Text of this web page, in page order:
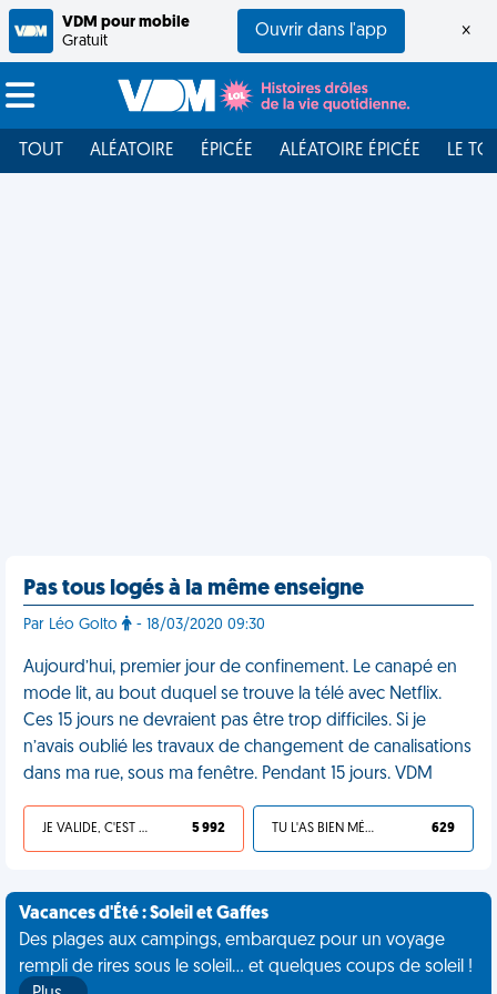
VDM pour mobile
Gratuit
Ouvrir dans l'app ×
TOUT ALÉATOIRE ÉPICÉE ALÉATOIRE ÉPICÉE LE
Pas tous logés à la même enseigne
Par Léo Golto - 18/03/2020 09:30
Aujourd’hui, premier jour de confinement. Le canapé en
mode lit, au bout duquel se trouve la télé avec Netflix.
Ces 15 jours ne devraient pas être trop difficiles. Si je
n’avais oublié les travaux de changement de canalisations
dans ma rue, sous ma fenêtre. Pendant 15 jours. VDM
JE VALIDE, C'EST UNE VDM 5 992 TU L'AS BIEN MÉRITÉ 629
Vacances d'Été : Soleil et Gaffes
Des plages aux campings, embarquez pour un voyage
rempli de rires sous le soleil... et quelques coups de soleil !